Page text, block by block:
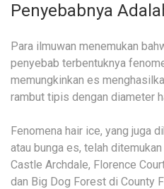
Penyebabnya
Para ilmuwan menemukan
penyebab terbentuknya
memungkinkan es
rambut tipis dengan diameter
Fenomena hair ice, yang juga
atau bunga es, telah
Castle Archdale, Florence
dan Big Dog Forest di County